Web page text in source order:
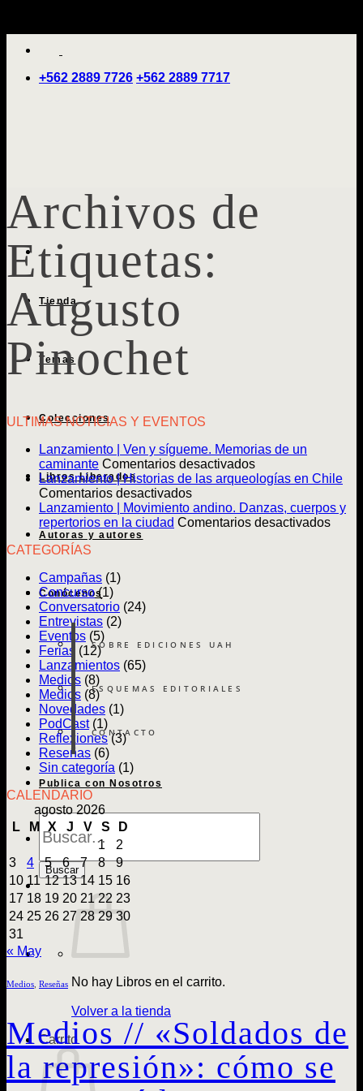
+562 2889 7726 +562 2889 7717
Tienda
Temas
Colecciones
Libros Liberados
Autoras y autores
Conócenos
SOBRE EDICIONES UAH
ESQUEMAS EDITORIALES
CONTACTO
Publica con Nosotros
Búsqueda
de
Buscar
No hay Libros en el carrito.
Volver a la tienda
Carrito
Archivos de
Etiquetas:
Augusto
Pinochet
ULTIMAS NOTICIAS Y EVENTOS
Lanzamiento | Ven y sígueme. Memorias de un
caminante Comentarios desactivadosen
Lanzamiento
Ven
y
Lanzamiento | Historias de las arqueologías en Chile
Comentarios desactivadosen
Lanzamiento
|
Lanzamiento | Movimiento andino. Danzas, cuerpos y
repertorios en la ciudad Comentarios desactivadosen
CATEGORÍAS
Campañas (1)
Concurso(1)
Conversatorio (24)
Entrevistas (2)
Eventos (5)
Ferias (12)
Lanzamientos (65)
Medios (8)
Medios (8)
Novedades (1)
PodCast(1)
Reflexiones(3)
Reseñas (6)
Sin categoría (1)
CALENDARIO
agosto 2026
L
M X J V S
D
1
2
3
4 5 6 7 8
9
10 11 12 13 14 15 16
17 18 19 20 21 22 23
24 25 26 27 28 29 30
31
« May
Medios Reseñas
Medios // «Soldados de
la represión»: cómo se